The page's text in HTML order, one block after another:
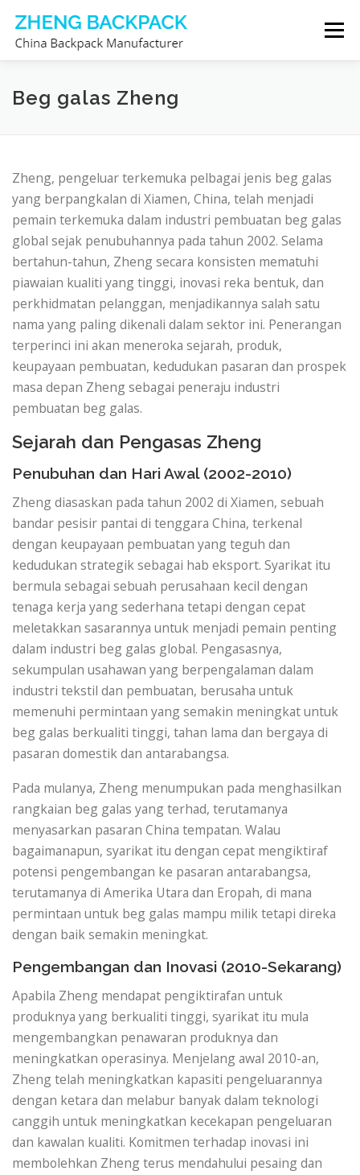
content
Menu
PENGELUAR BEG GALAS
Beg galas Zheng
Zheng, pengeluar terkemuka pelbagai jenis beg galas
yang berpangkalan di Xiamen, China, telah menjadi
pemain terkemuka dalam industri pembuatan beg galas
global sejak penubuhannya pada tahun 2002. Selama
bertahun-tahun, Zheng secara konsisten mematuhi
piawaian kualiti yang tinggi, inovasi reka bentuk, dan
perkhidmatan pelanggan, menjadikannya salah satu
nama yang paling dikenali dalam sektor ini. Penerangan
terperinci ini akan meneroka sejarah, produk,
keupayaan pembuatan, kedudukan pasaran dan prospek
masa depan Zheng sebagai peneraju industri
pembuatan beg galas.
Sejarah dan Pengasas Zheng
Penubuhan dan Hari Awal (2002-2010)
Zheng diasaskan pada tahun 2002 di Xiamen, sebuah
bandar pesisir pantai di tenggara China, terkenal
dengan keupayaan pembuatan yang teguh dan
kedudukan strategik sebagai hab eksport. Syarikat itu
bermula sebagai sebuah perusahaan kecil dengan
tenaga kerja yang sederhana tetapi dengan cepat
meletakkan sasarannya untuk menjadi pemain penting
dalam industri beg galas global. Pengasasnya,
sekumpulan usahawan yang berpengalaman dalam
industri tekstil dan pembuatan, berusaha untuk
memenuhi permintaan yang semakin meningkat untuk
beg galas berkualiti tinggi, tahan lama dan bergaya di
pasaran domestik dan antarabangsa.
Pada mulanya, Zheng menumpukan pada menghasilkan
rangkaian beg galas yang terhad, terutamanya
menyasarkan pasaran China tempatan. Walau
bagaimanapun, syarikat itu dengan cepat mengiktiraf
potensi pengembangan ke pasaran antarabangsa,
terutamanya di Amerika Utara dan Eropah, di mana
permintaan untuk beg galas mampu milik tetapi direka
dengan baik semakin meningkat.
Pengembangan dan Inovasi (2010-Sekarang)
Apabila Zheng mendapat pengiktirafan untuk
produknya yang berkualiti tinggi, syarikat itu mula
mengembangkan penawaran produknya dan
meningkatkan operasinya. Menjelang awal 2010-an,
Zheng telah meningkatkan kapasiti pengeluarannya
dengan ketara dan melabur banyak dalam teknologi
canggih untuk meningkatkan kecekapan pengeluaran
dan kawalan kualiti. Komitmen terhadap inovasi ini
membolehkan Zheng terus mendahului pesaing dan